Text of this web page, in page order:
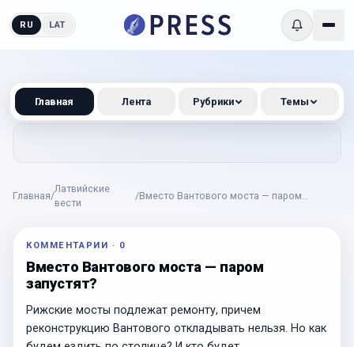
RU LAT
Главная/
Латвийские
вести
/Вместо Вантового моста — паром
КОММЕНТАРИИ · 0
Вместо Вантового моста — паром
запустят?
Рижские мосты подлежат ремонту, причем
реконструкцию Вантового откладывать нельзя. Но как
Главная Лента Рубрики Темы